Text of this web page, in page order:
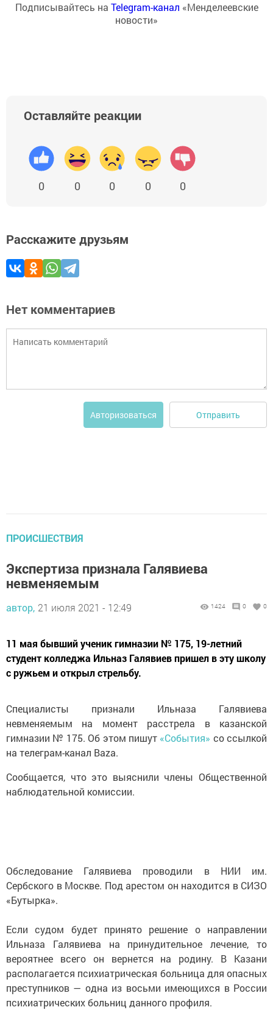
Подписывайтесь на Telegram-канал «Менделеевские
новости»
Оставляйте реакции
0 0 0 0 0
Расскажите друзьям
Нет комментариев
Авторизоваться Отправить
ПРОИСШЕСТВИЯ
Экспертиза признала Галявиева
невменяемым
автор, 21 июля 2021 - 12:49 1424 0 0
11 мая бывший ученик гимназии № 175, 19-летний
студент колледжа Ильназ Галявиев пришел в эту школу
с ружьем и открыл стрельбу.
Специалисты признали Ильназа Галявиева
невменяемым на момент расстрела в казанской
гимназии № 175. Об этом пишут «События» со ссылкой
на телеграм-канал Baza.
Сообщается, что это выяснили члены Общественной
наблюдательной комиссии.
Обследование Галявиева проводили в НИИ им.
Сербского в Москве. Под арестом он находится в СИЗО
«Бутырка».
Если судом будет принято решение о направлении
Ильназа Галявиева на принудительное лечение, то
вероятнее всего он вернется на родину. В Казани
располагается психиатрическая больница для опасных
преступников — одна из восьми имеющихся в России
психиатрических больниц данного профиля.